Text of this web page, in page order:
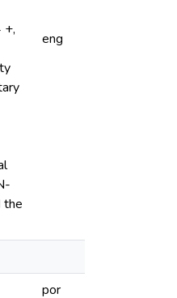
+,
the
eng
por